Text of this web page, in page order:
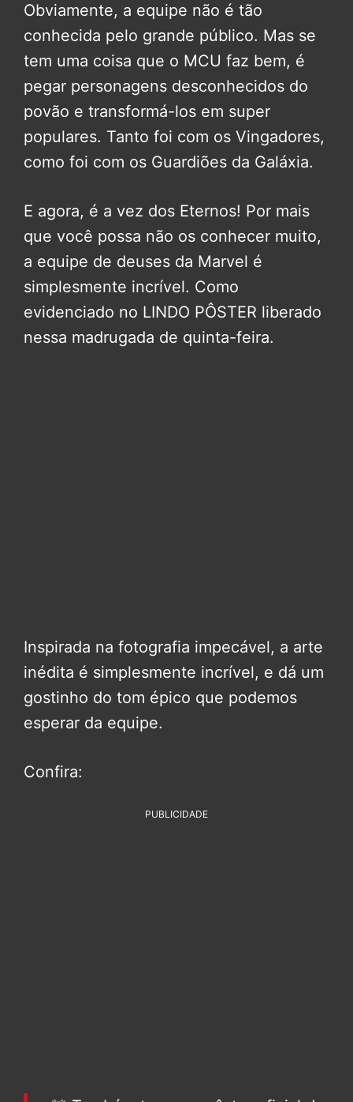
Obviamente, a equipe não é tão
conhecida pelo grande público. Mas se
tem uma coisa que o MCU faz bem, é
pegar personagens desconhecidos do
povão e transformá-los em super
populares. Tanto foi com os Vingadores,
como foi com os Guardiões da Galáxia.
E agora, é a vez dos Eternos! Por mais
que você possa não os conhecer muito,
a equipe de deuses da Marvel é
simplesmente incrível. Como
evidenciado no LINDO PÔSTER liberado
nessa madrugada de quinta-feira.
Inspirada na fotografia impecável, a arte
inédita é simplesmente incrível, e dá um
gostinho do tom épico que podemos
esperar da equipe.
Confira:
PUBLICIDADE